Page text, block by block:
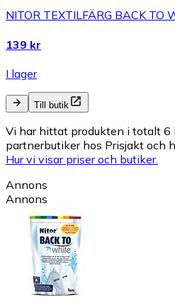
NITOR TEXTILFÄRG BACK TO
139 kr
I lager
Till butik
Vi har hittat produkten i totalt 6
partnerbutiker hos Prisjakt och
Hur vi visar priser och butiker.
Annons
Annons